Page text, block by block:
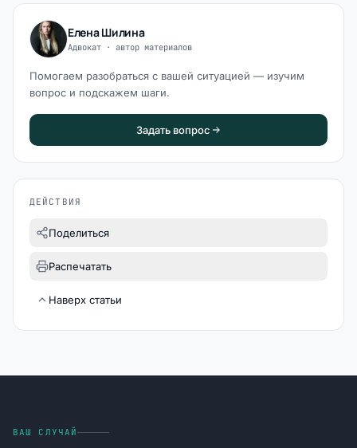
Елена Шилина
Адвокат · автор материалов
Помогаем разобраться с вашей ситуацией — изучим
вопрос и подскажем шаги.
Задать вопрос
ДЕЙСТВИЯ
Поделиться
Распечатать
Наверх статьи
ВАШ СЛУЧАЙ